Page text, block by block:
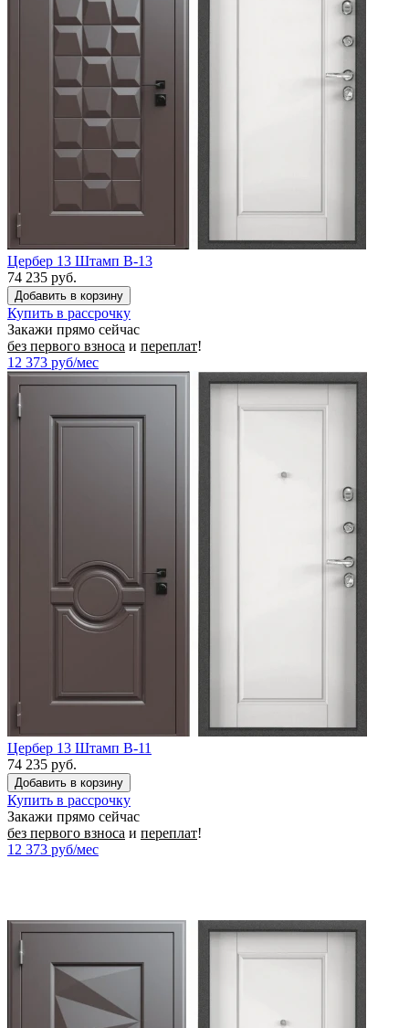
Цербер 13 Штамп B-13
74 235 руб.
Купить в рассрочку
Закажи прямо сейчас
без первого взноса и переплат!
12 373 руб/мес
Цербер 13 Штамп B-11
74 235 руб.
Купить в рассрочку
Закажи прямо сейчас
без первого взноса и переплат!
12 373 руб/мес